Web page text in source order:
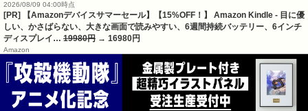
2026/08/09 04:00時点
[PR] 【Amazonデバイスサマーセール】【15%OFF！】 Amazon Kindle - 目に優
しい、かさばらない、大きな画面で読みやすい、6週間持続バッテリー、6インチ
ディスプレイ… 19980円 → 16980円
Amazon